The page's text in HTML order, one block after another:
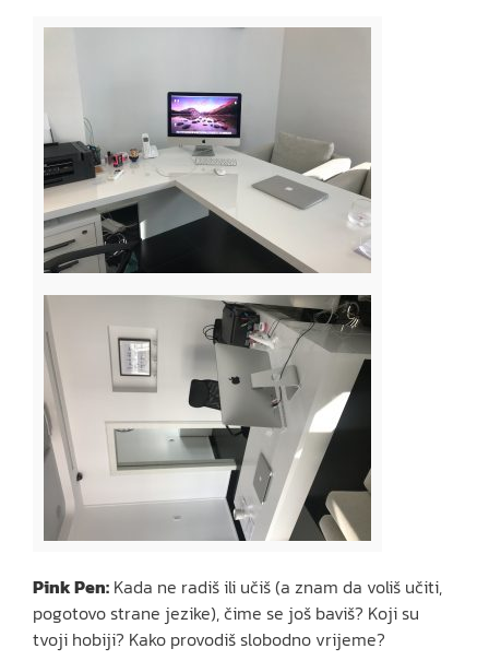
Pink Pen: Kada ne radiš ili učiš (a znam da voliš učiti,
pogotovo strane jezike), čime se još baviš? Koji su
tvoji hobiji? Kako provodiš slobodno vrijeme?